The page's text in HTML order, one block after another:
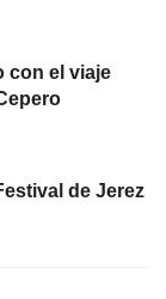
con el viaje
de Jerez